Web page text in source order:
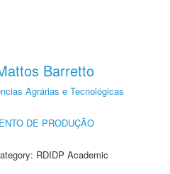
Barretto
Agrárias e Tecnológicas
DE PRODUÇÃO
RDIDP Academic